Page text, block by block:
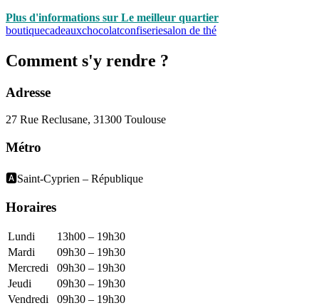
Plus d'informations sur Le meilleur quartier
boutiquecadeauxchocolatconfiseriesalon de thé
Comment s'y rendre ?
Adresse
27 Rue Reclusane, 31300 Toulouse
Métro
🅰️Saint-Cyprien – République
Horaires
Lundi
13h00 – 19h30
Mardi
09h30 – 19h30
Mercredi
09h30 – 19h30
Jeudi
09h30 – 19h30
Vendredi
09h30 – 19h30